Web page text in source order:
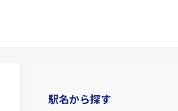
駅名から探す